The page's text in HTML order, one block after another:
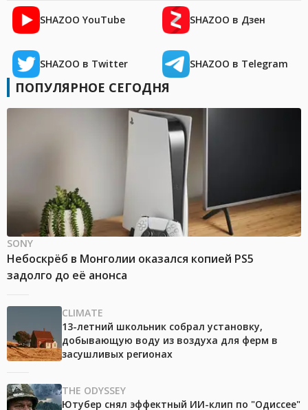
SHAZOO YouTube SHAZOO в Дзен
SHAZOO в Twitter SHAZOO в Telegram
ПОПУЛЯРНОЕ СЕГОДНЯ
SONY
Небоскрёб в Монголии оказался копией PS5
задолго до её анонса
CLIMATE
13-летний школьник собрал установку,
добывающую воду из воздуха для ферм в
засушливых регионах
THE ODYSSEY
Ютубер снял эффектный ИИ-клип по "Одиссее"